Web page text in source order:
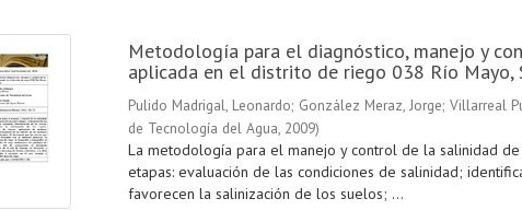
Metodología para el diagnóstico, manejo y
aplicada en el distrito de riego 038 Río Mayo,
Pulido Madrigal, Leonardo; González Meraz, Jorge; Villarreal
de Tecnología del Agua, 2009)
La metodología para el manejo y control de la salinidad
etapas: evaluación de las condiciones de salinidad;
favorecen la salinización de los suelos; ...